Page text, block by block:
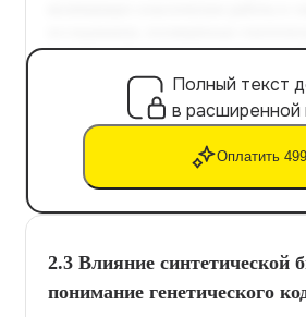
Полный текст
в расширенной
Оплатить
2.3 Влияние синтетической
понимание генетического